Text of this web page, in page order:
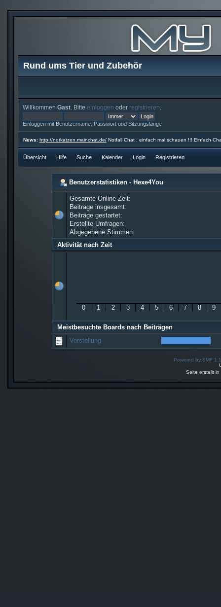
Rund ums Tier und Zubehör
Willkommen Gast. Bitte einloggen oder registrieren
Einloggen mit Benutzername, Passwort und Sitzungslänge
News: http://notkatzen.mainchat.de/Notfall Chat , einfach mal schauen !!! Einfach
Übersicht Hilfe Suche Kalender Login Registrieren
Benutzerstatistiken - Hexe4You
Gesamte Online Zeit:
Beiträge insgesamt:
Beiträge gestartet:
Erstellte Umfragen:
Abgegebene Stimmen:
Aktivität nach Zeit
0 1 2 3 4 5 6 7 8 9
Meistbesuchte Boards nach Beiträgen
Vorstellung
Powered by SMF
Seite erstellt